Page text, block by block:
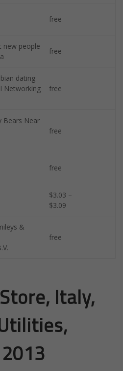
free
new people
free
dating
Networking
free
Bears Near
free
free
$3.03 –
$3.09
&
free
Italy,